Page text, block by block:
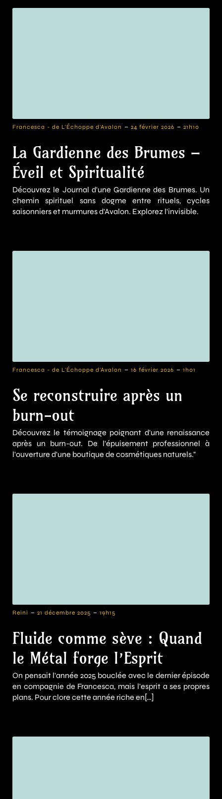
Francesca - de L'Échoppe d'Avalon - 24 février 2026 - 21h10
La Gardienne des Brumes –
Éveil et Spiritualité
Découvrez le Journal d'une Gardienne des Brumes. Un
chemin spirituel sans dogme entre rituels, cycles
saisonniers et murmures d'Avalon. Explorez l'invisible.
Francesca - de L'Échoppe d'Avalon - 16 février 2026 - 1h01
Se reconstruire après un
burn-out
Découvrez le témoignage poignant d'une renaissance
après un burn-out. De l'épuisement professionnel à
l'ouverture d'une boutique de cosmétiques naturels."
Reini - 21 décembre 2025 - 19h15
Fluide comme sève : Quand
le Métal forge l’Esprit
On pensait l'année 2025 bouclée avec le dernier épisode
en compagnie de Francesca, mais l'esprit a ses propres
plans. Pour clore cette année riche en[…]